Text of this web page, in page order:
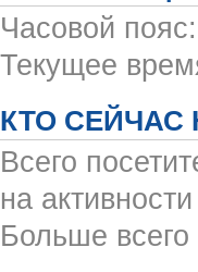
Часовой
Текущее
КТО СЕЙЧАС
Всего
на
Больше всего